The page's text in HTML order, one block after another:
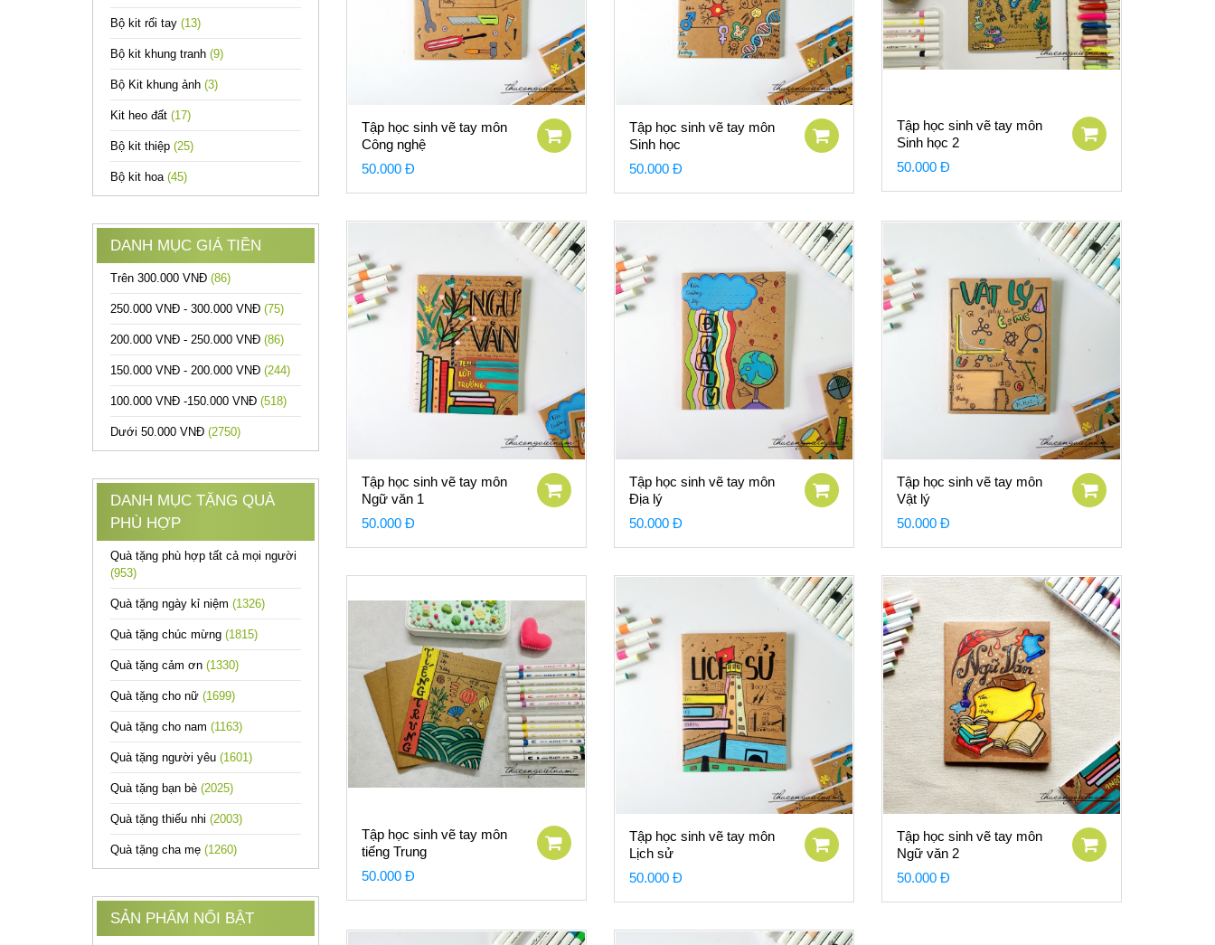
Bộ kit rối tay (13)
Bộ kit khung tranh (9)
Bộ Kit khung ảnh (3)
Kit heo đất (17)
Bộ kit thiệp (25)
Bộ kit hoa (45)
DANH MỤC GIÁ TIỀN
Trên 300.000 VNĐ (86)
250.000 VNĐ - 300.000 VNĐ (75)
200.000 VNĐ - 250.000 VNĐ (86)
150.000 VNĐ - 200.000 VNĐ (244)
100.000 VNĐ -150.000 VNĐ (518)
Dưới 50.000 VNĐ (2750)
DANH MỤC TẶNG QUÀ
PHÙ HỢP
Quà tặng phù hợp tất cả mọi người
(953)
Quà tặng ngày kỉ niệm (1326)
Quà tặng chúc mừng (1815)
Quà tặng cảm ơn (1330)
Quà tặng cho nữ (1699)
Quà tặng cho nam (1163)
Quà tặng người yêu (1601)
Quà tặng bạn bè (2025)
Quà tặng thiếu nhi (2003)
Quà tặng cha mẹ (1260)
SẢN PHẨM NỔI BẬT
Tập học sinh vẽ tay môn
Công nghệ
50.000 Đ
Tập học sinh vẽ tay môn
Sinh học
50.000 Đ
Tập học sinh vẽ tay môn
Sinh học 2
50.000 Đ
Tập học sinh vẽ tay môn
Ngữ văn 1
50.000 Đ
Tập học sinh vẽ tay môn
Địa lý
50.000 Đ
Tập học sinh vẽ tay môn
Vật lý
50.000 Đ
Tập học sinh vẽ tay môn
tiếng Trung
50.000 Đ
Tập học sinh vẽ tay môn
Lịch sử
50.000 Đ
Tập học sinh vẽ tay môn
Ngữ văn 2
50.000 Đ